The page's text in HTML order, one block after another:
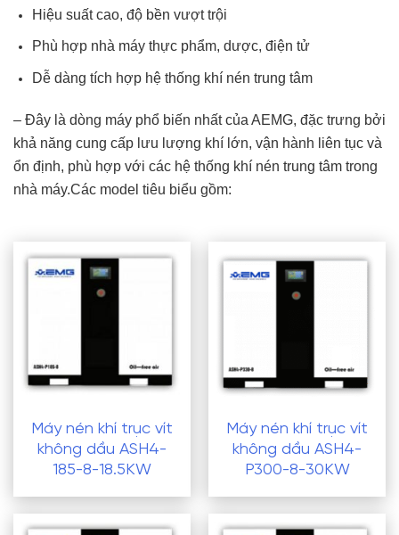
Hiệu suất cao, độ bền vượt trội
Phù hợp nhà máy thực phẩm, dược, điện tử
Dễ dàng tích hợp hệ thống khí nén trung tâm
– Đây là dòng máy phổ biến nhất của AEMG, đặc trưng bởi
khả năng cung cấp lưu lượng khí lớn, vận hành liên tục và
ổn định, phù hợp với các hệ thống khí nén trung tâm trong
nhà máy.Các model tiêu biểu gồm:
Máy nén khí trục vít
không dầu ASH4-
185-8-18.5KW
Máy nén khí trục vít
không dầu ASH4-
P300-8-30KW